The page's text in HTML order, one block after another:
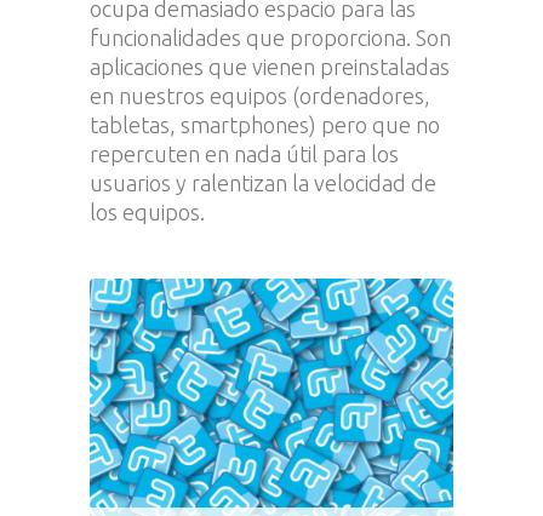
ocupa demasiado espacio para las
funcionalidades que proporciona. Son
aplicaciones que vienen preinstaladas
en nuestros equipos (ordenadores,
tabletas, smartphones) pero que no
repercuten en nada útil para los
usuarios y ralentizan la velocidad de
los equipos.